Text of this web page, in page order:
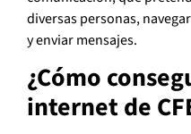
diversas personas,
y enviar mensajes.
¿Cómo
internet de